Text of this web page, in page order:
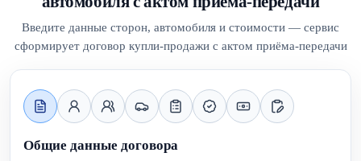
Введите данные сторон, автомобиля и стоимости — сервис
сформирует договор купли-продажи с актом приёма-передачи
Общие данные договора